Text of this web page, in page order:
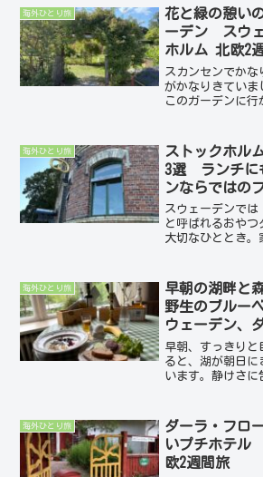
ストランのお店の
テラス席も人で
海外ひとり旅
花と緑の憩い
ーデン スウ
ホルム 北欧2
スカンセンでかな
がかなりきていま
このガーデンに行
からバスが出てい
からもけっこう
海外ひとり旅
ストックホル
3選 ランチに
ンならではの
イム）を楽し
2025年夏 実
週間旅
スウェーデンでは
と呼ばれるおやつ
大切なひととき。
素敵な習慣です。
街歩きの合間に
海外ひとり旅
早朝の湖畔と
野生のブルー
ウェーデン、
北欧2週間旅7
早朝、すっきりと
ると、湖が朝日に
います。静けさに
ごはんまでには
たので、薄暗さ
海外ひとり旅
ダーラ・フロ
いプチホテル
欧2週間旅